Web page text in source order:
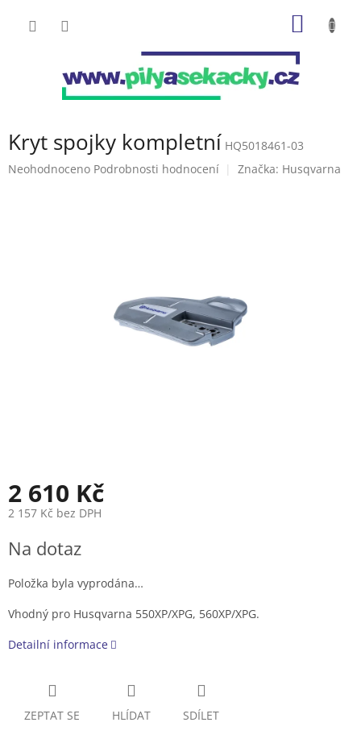
Kryt spojky kompletní HQ5018461-03
Průměrné
Neohodnoceno Podrobnosti hodnocení Značka: Husqvarna
2 610 Kč
2 157 Kč bez DPH
cena:
Na dotaz
Položka byla vyprodána…
Vhodný pro Husqvarna 550XP/XPG, 560XP/XPG.
Detailní informace
ZEPTAT SE HLÍDAT SDÍLET